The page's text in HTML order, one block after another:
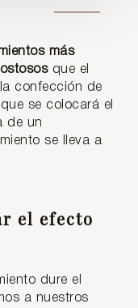
más
que el
confección de
se colocará el
de un
se lleva a
el efecto
dure el
a nuestros